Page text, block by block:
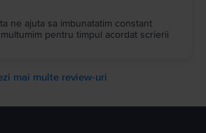
ne ajuta sa imbunatatim constant
pentru timpul acordat scrierii
mai multe review-uri